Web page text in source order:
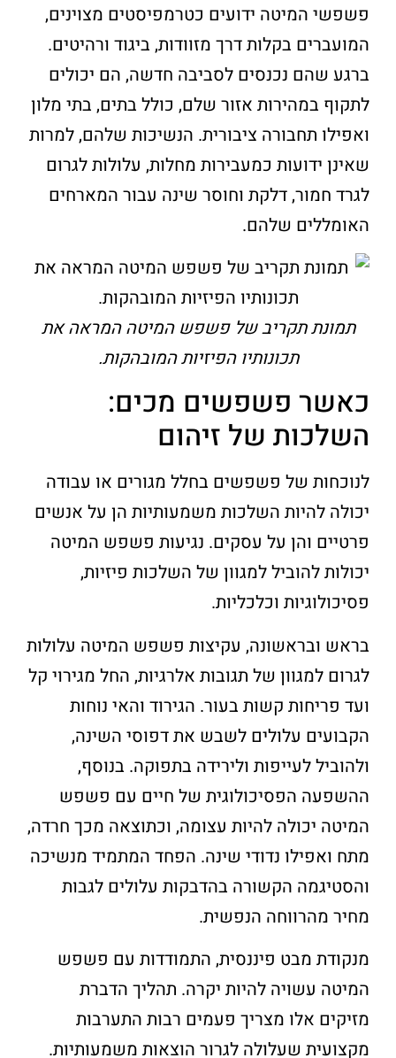
פשפשי המיטה ידועים כטרמפיסטים מצוינים,
המועברים בקלות דרך מזוודות, ביגוד ורהיטים.
ברגע שהם נכנסים לסביבה חדשה, הם יכולים
לתקוף במהירות אזור שלם, כולל בתים, בתי מלון
ואפילו תחבורה ציבורית. הנשיכות שלהם, למרות
שאינן ידועות כמעבירות מחלות, עלולות לגרום
לגרד חמור, דלקת וחוסר שינה עבור המארחים
האומללים שלהם.
תמונת תקריב של פשפש המיטה המראה את
תכונותיו הפיזיות המובהקות.
כאשר פשפשים מכים:
השלכות של זיהום
לנוכחות של פשפשים בחלל מגורים או עבודה
יכולה להיות השלכות משמעותיות הן על אנשים
פרטיים והן על עסקים. נגיעות פשפש המיטה
יכולות להוביל למגוון של השלכות פיזיות,
פסיכולוגיות וכלכליות.
בראש ובראשונה, עקיצות פשפש המיטה עלולות
לגרום למגוון של תגובות אלרגיות, החל מגירוי קל
ועד פריחות קשות בעור. הגירוד והאי נוחות
הקבועים עלולים לשבש את דפוסי השינה,
ולהוביל לעייפות ולירידה בתפוקה. בנוסף,
ההשפעה הפסיכולוגית של חיים עם פשפש
המיטה יכולה להיות עצומה, וכתוצאה מכך חרדה,
מתח ואפילו נדודי שינה. הפחד המתמיד מנשיכה
והסטיגמה הקשורה בהדבקות עלולים לגבות
מחיר מהרווחה הנפשית.
מנקודת מבט פיננסית, התמודדות עם פשפש
המיטה עשויה להיות יקרה. תהליך הדברת
מזיקים אלו מצריך פעמים רבות התערבות
מקצועית שעלולה לגרור הוצאות משמעותיות.